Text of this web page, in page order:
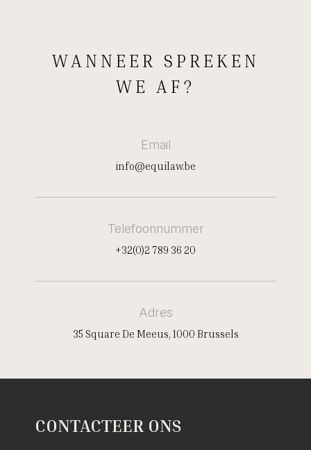
WANNEER SPREKEN
WE AF?
Email
info@equilaw.be
Telefoonnummer
+32(0)2 789 36 20
Adres
35 Square De Meeus, 1000 Brussels
CONTACTEER ONS